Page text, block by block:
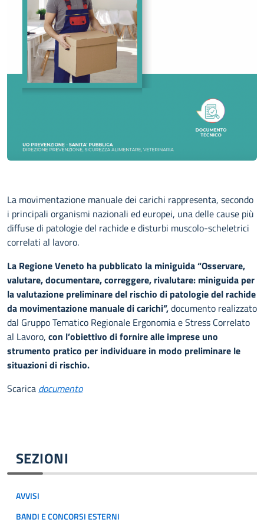
SEZIONI
AVVISI
BANDI E CONCORSI ESTERNI
La movimentazione manuale dei carichi rappresenta, secondo
i principali organismi nazionali ed europei, una delle cause più
diffuse di patologie del rachide e disturbi muscolo-scheletrici
correlati al lavoro.
La Regione Veneto ha pubblicato la miniguida “Osservare,
valutare, documentare, correggere, rivalutare: miniguida per
la valutazione preliminare del rischio di patologie del rachide
da movimentazione manuale di carichi”,documento realizzato
dal Gruppo Tematico Regionale Ergonomia e Stress Correlato
al Lavoro, con l’obiettivo di fornire alle imprese uno
strumento pratico per individuare in modo preliminare le
situazioni di rischio.
Scarica documento